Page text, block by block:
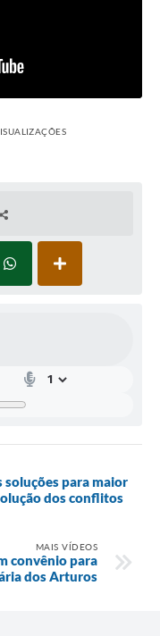
soluções para maior
dos conflitos
MAIS VÍDEOS
convênio para
dos Arturos